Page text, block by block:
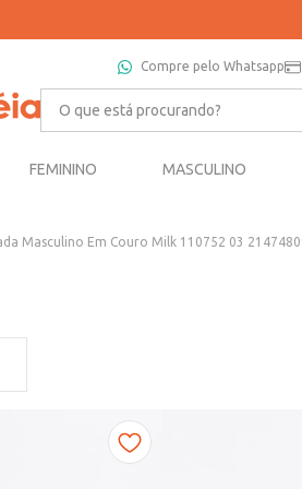
Compre pelo Whatsapp
O que está procurando?
FEMININO MASCULINO
Masculino Em Couro Milk 110752 03